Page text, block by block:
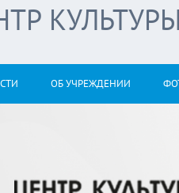
ОБ УЧРЕЖДЕНИИ